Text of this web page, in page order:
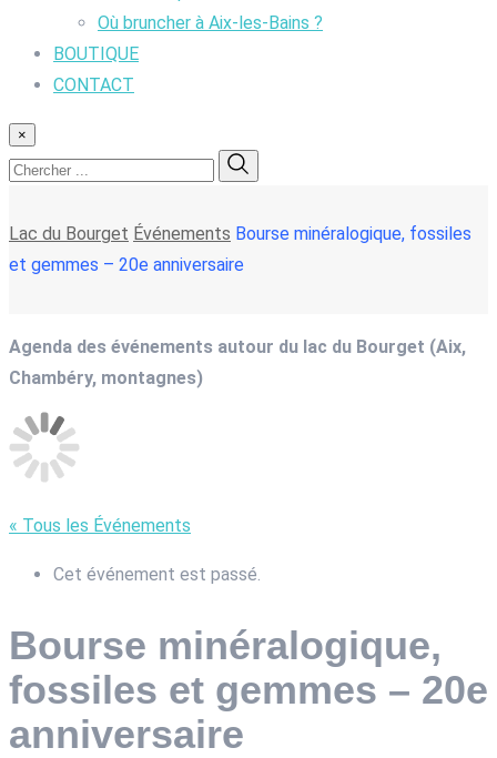
Où bruncher à Aix-les-Bains ?
BOUTIQUE
CONTACT
×
Lac du Bourget Événements Bourse minéralogique, fossiles
et gemmes – 20e anniversaire
Agenda des événements autour du lac du Bourget (Aix,
Chambéry, montagnes)
« Tous les Événements
Cet événement est passé.
Bourse minéralogique,
fossiles et gemmes – 20e
anniversaire